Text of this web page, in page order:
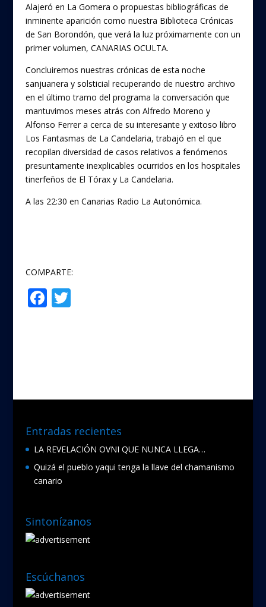
Alajeró en La Gomera o propuestas bibliográficas de
inminente aparición como nuestra Biblioteca Crónicas
de San Borondón, que verá la luz próximamente con un
primer volumen, CANARIAS OCULTA.
Concluiremos nuestras crónicas de esta noche
sanjuanera y solsticial recuperando de nuestro archivo
en el último tramo del programa la conversación que
mantuvimos meses atrás con Alfredo Moreno y
Alfonso Ferrer a cerca de su interesante y exitoso libro
Los Fantasmas de La Candelaria, trabajó en el que
recopilan diversidad de casos relativos a fenómenos
presuntamente inexplicables ocurridos en los hospitales
tinerfeños de El Tórax y La Candelaria.
A las 22:30 en Canarias Radio La Autonómica.
COMPARTE:
F
o
T
Entradas recientes
LA REVELACIÓN OVNI QUE NUNCA LLEGA…
Quizá el pueblo yaqui tenga la llave del chamanismo
canario
Sintonízanos
Escúchanos